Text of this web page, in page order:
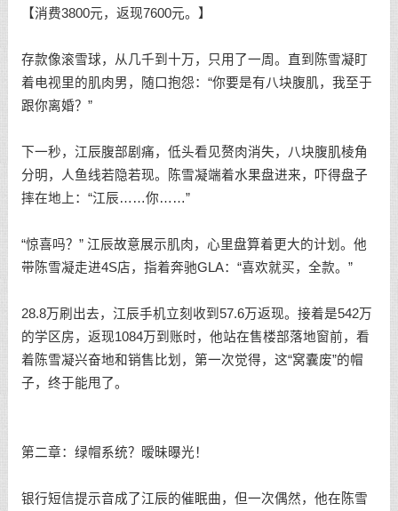
【消费3800元，返现7600元。】
存款像滚雪球，从几千到十万，只用了一周。直到陈雪凝盯
着电视里的肌肉男，随口抱怨：“你要是有八块腹肌，我至于
跟你离婚？”
下一秒，江辰腹部剧痛，低头看见赘肉消失，八块腹肌棱角
分明，人鱼线若隐若现。陈雪凝端着水果盘进来，吓得盘子
摔在地上：“江辰……你……”
“惊喜吗？” 江辰故意展示肌肉，心里盘算着更大的计划。他
带陈雪凝走进4S店，指着奔驰GLA：“喜欢就买，全款。”
28.8万刷出去，江辰手机立刻收到57.6万返现。接着是542万
的学区房，返现1084万到账时，他站在售楼部落地窗前，看
着陈雪凝兴奋地和销售比划，第一次觉得，这“窝囊废”的帽
子，终于能甩了。
第二章：绿帽系统？暧昧曝光！
银行短信提示音成了江辰的催眠曲，但一次偶然，他在陈雪